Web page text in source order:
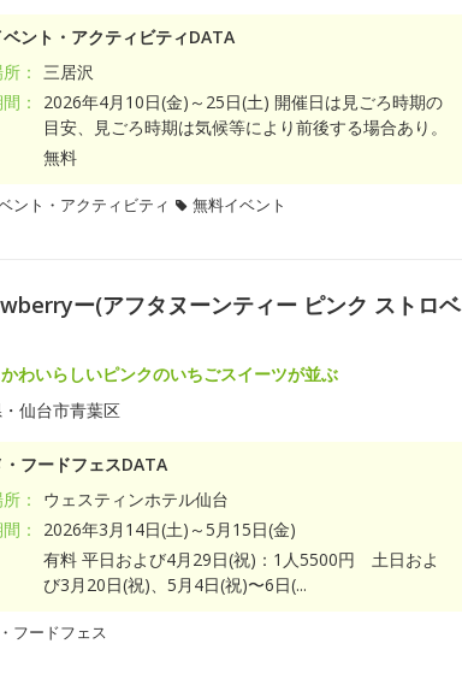
ント・アクティビティDATA
：
三居沢
：
2026年4月10日(金)～25日(土) 開催日は見ごろ時期の
目安、見ごろ時期は気候等により前後する場合あり。
無料
ント・アクティビティ 無料イベント
ー(アフタヌーンティー ピンク ストロベ
わいらしいピンクのいちごスイーツが並ぶ
仙台市青葉区
・フードフェスDATA
：
ウェスティンホテル仙台
：
2026年3月14日(土)～5月15日(金)
有料 平日および4月29日(祝)：1人5500円 土日およ
び3月20日(祝)、5月4日(祝)〜6日(...
フードフェス